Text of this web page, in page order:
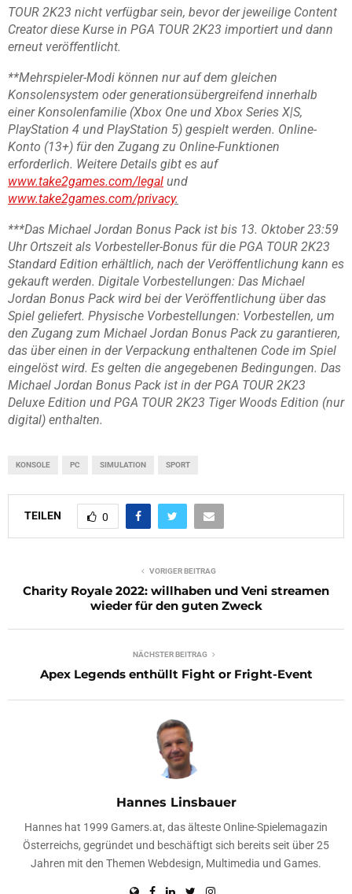
TOUR 2K23 nicht verfügbar sein, bevor der jeweilige Content
Creator diese Kurse in PGA TOUR 2K23 importiert und dann
erneut veröffentlicht.
**Mehrspieler-Modi können nur auf dem gleichen
Konsolensystem oder generationsübergreifend innerhalb
einer Konsolenfamilie (Xbox One und Xbox Series X|S,
PlayStation 4 und PlayStation 5) gespielt werden. Online-
Konto (13+) für den Zugang zu Online-Funktionen
erforderlich. Weitere Details gibt es auf
www.take2games.com/legal und
www.take2games.com/privacy.
***Das Michael Jordan Bonus Pack ist bis 13. Oktober 23:59
Uhr Ortszeit als Vorbesteller-Bonus für die PGA TOUR 2K23
Standard Edition erhältlich, nach der Veröffentlichung kann es
gekauft werden. Digitale Vorbestellungen: Das Michael
Jordan Bonus Pack wird bei der Veröffentlichung über das
Spiel geliefert. Physische Vorbestellungen: Vorbestellen, um
den Zugang zum Michael Jordan Bonus Pack zu garantieren,
das über einen in der Verpackung enthaltenen Code im Spiel
eingelöst wird. Es gelten die angegebenen Bedingungen. Das
Michael Jordan Bonus Pack ist in der PGA TOUR 2K23
Deluxe Edition und PGA TOUR 2K23 Tiger Woods Edition (nur
digital) enthalten.
KONSOLE PC SIMULATION SPORT
TEILEN 0
VORIGER BEITRAG
Charity Royale 2022: willhaben und Veni streamen
wieder für den guten Zweck
NÄCHSTER BEITRAG
Apex Legends enthüllt Fight or Fright-Event
Hannes Linsbauer
Hannes hat 1999 Gamers.at, das älteste Online-Spielemagazin
Österreichs, gegründet und beschäftigt sich bereits seit über 25
Jahren mit den Themen Webdesign, Multimedia und Games.